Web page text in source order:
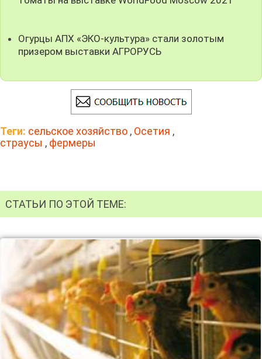
Огурцы АПХ «ЭКО-культура» стали золотым
призером выставки АГРОРУСЬ
Теги: сельское хозяйство , Осетия ,
страусы , фермеры
СТАТЬИ ПО ЭТОЙ ТЕМЕ: